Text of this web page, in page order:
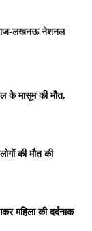
लखनऊ नेशनल
के मासूम की मौत,
की मौत की
महिला की दर्दनाक